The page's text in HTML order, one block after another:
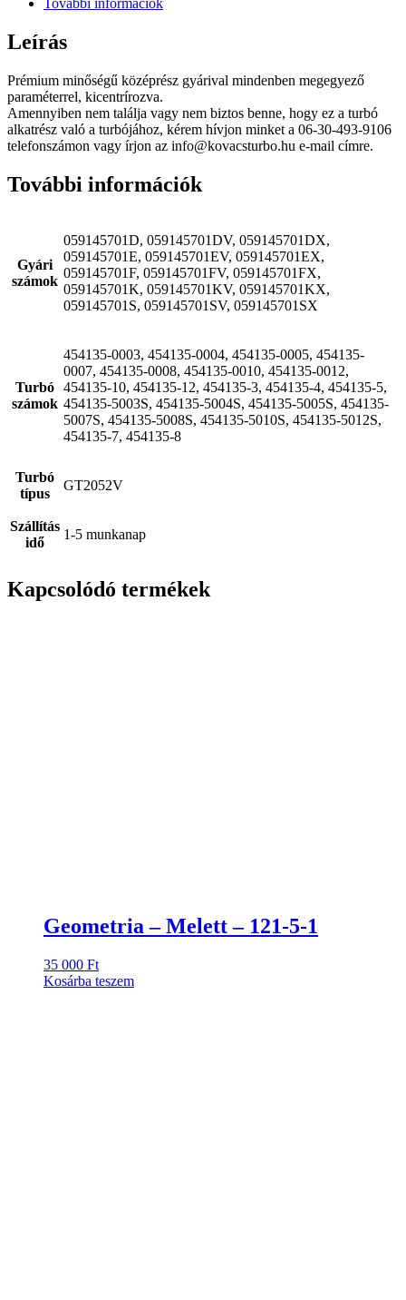
Leírás
Prémium minőségű középrész gyárival mindenben megegyező
paraméterrel, kicentrírozva.
Amennyiben nem találja vagy nem biztos benne, hogy ez a turbó
alkatrész való a turbójához, kérem hívjon minket a 06-30-493-9106
telefonszámon vagy írjon az info@kovacsturbo.hu e-mail címre.
További információk
Gyári
számok
059145701D, 059145701DV, 059145701DX,
059145701E, 059145701EV, 059145701EX,
059145701F, 059145701FV, 059145701FX,
059145701K, 059145701KV, 059145701KX,
059145701S, 059145701SV, 059145701SX
Turbó
számok
454135-0003, 454135-0004, 454135-0005, 454135-
0007, 454135-0008, 454135-0010, 454135-0012,
454135-10, 454135-12, 454135-3, 454135-4, 454135-5,
454135-5003S, 454135-5004S, 454135-5005S, 454135-
5007S, 454135-5008S, 454135-5010S, 454135-5012S,
454135-7, 454135-8
Turbó
típus
GT2052V
Szállítás
idő
1-5 munkanap
Kapcsolódó termékek
Geometria – Melett – 121-5-1
35 000 Ft
Kosárba teszem